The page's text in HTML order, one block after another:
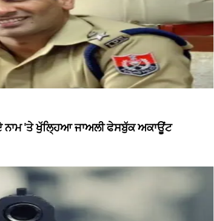
'ਤੇ ਖੁੱਲ੍ਹਿਆ ਜਾਅਲੀ ਫੇਸਬੁੱਕ ਅਕਾਊਂਟ